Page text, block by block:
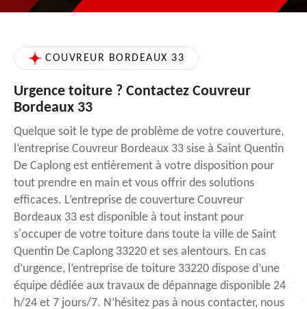
COUVREUR BORDEAUX 33
Urgence toiture ? Contactez Couvreur
Bordeaux 33
Quelque soit le type de problème de votre couverture,
l’entreprise Couvreur Bordeaux 33 sise à Saint Quentin
De Caplong est entièrement à votre disposition pour
tout prendre en main et vous offrir des solutions
efficaces. L’entreprise de couverture Couvreur
Bordeaux 33 est disponible à tout instant pour
s'occuper de votre toiture dans toute la ville de Saint
Quentin De Caplong 33220 et ses alentours. En cas
d’urgence, l’entreprise de toiture 33220 dispose d’une
équipe dédiée aux travaux de dépannage disponible 24
h/24 et 7 jours/7. N’hésitez pas à nous contacter, nous